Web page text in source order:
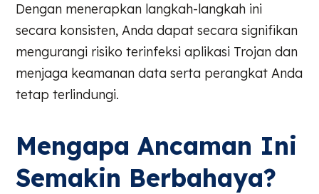
Dengan menerapkan langkah-langkah ini
secara konsisten, Anda dapat secara signifikan
mengurangi risiko terinfeksi aplikasi Trojan dan
menjaga keamanan data serta perangkat Anda
tetap terlindungi.
Mengapa Ancaman Ini
Semakin Berbahaya?